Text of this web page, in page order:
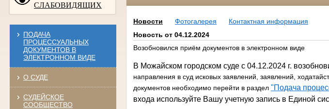
СЛАБОВИДЯЩИХ
ПОДАЧА
ПРОЦЕССУАЛЬНЫХ
ДОКУМЕНТОВ В
ЭЛЕКТРОННОМ ВИДЕ
О СУДЕ
СУДЕЙСКОЕ
СООБЩЕСТВО
Новости Фотогалерея
Контактная информация
Новость от 04.12.2024
Возобновился приём документов в электронном виде
В Можайском городском суде с 04.12.2024 г.
направления в суд исковых заявлений, заявлений,
документов необходимо перейти в раздел "Подача
входа используйте Вашу учетную запись в Единой